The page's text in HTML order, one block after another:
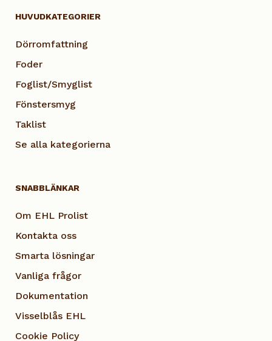
HUVUDKATEGORIER
Dörromfattning
Foder
Foglist/Smyglist
Fönstersmyg
Taklist
Se alla kategorierna
SNABBLÄNKAR
Om EHL Prolist
Kontakta oss
Smarta lösningar
Vanliga frågor
Dokumentation
Visselblås EHL
Cookie Policy